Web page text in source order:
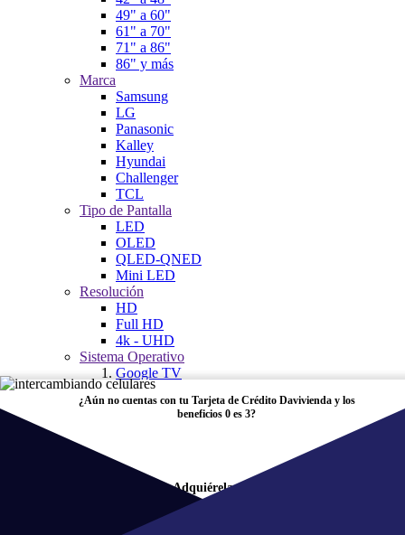
49" a 60"
61" a 70"
71" a 86"
86" y más
Marca
Samsung
LG
Panasonic
Kalley
Hyundai
Challenger
TCL
Tipo de Pantalla
LED
OLED
QLED-QNED
Mini LED
Resolución
HD
Full HD
4k - UHD
Sistema Operativo
Google TV
Tizen
Web OS
Zona Gamer y TV
Proyectores
¿Aún no cuentas con tu Tarjeta de Crédito Davivienda y los
beneficios 0 es 3?
Adquiérela aquí